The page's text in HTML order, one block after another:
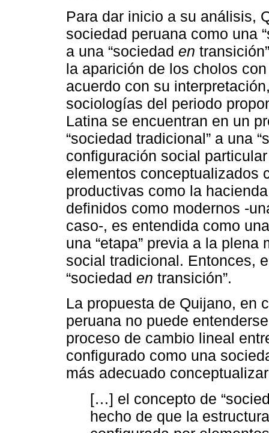
Para dar inicio a su análisis,
sociedad peruana como una
a una “sociedad en
la aparición de los cholos
acuerdo con su
sociologías del periodo
Latina se encuentran en un
“sociedad tradicional” a una
configuración social
elementos conceptualizados
productivas como la
definidos como modernos -
caso-, es entendida como
una “etapa” previa a la
social tradicional. Entonces,
“sociedad en transición”.
La propuesta de Quijano, en
peruana no puede
proceso de cambio lineal
configurado como una
más adecuado
[…] el concepto de
hecho de que la